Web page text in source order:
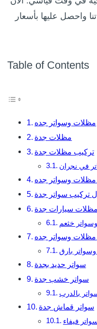
واحصل عليها بأسعار
Table of Contents
مظلات وسواتر جده
مظلات جدة
تركيب مظلات جدة
في نجران
مظلات وسواتر جده
تركيب سواتر جدة
مظلات سيارات جدة
خثعم
مظلات وسواتر جده
بارق
سواتر حديد بجدة
سواتر خشب جدة
بالدرب
سواتر قماش جدة
فيفاء